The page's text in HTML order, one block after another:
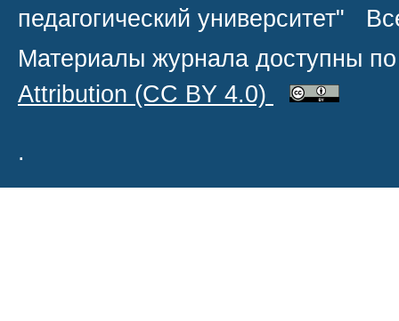
педагогический университет"
Материалы журнала доступны
Attribution (CC BY 4.0)
.